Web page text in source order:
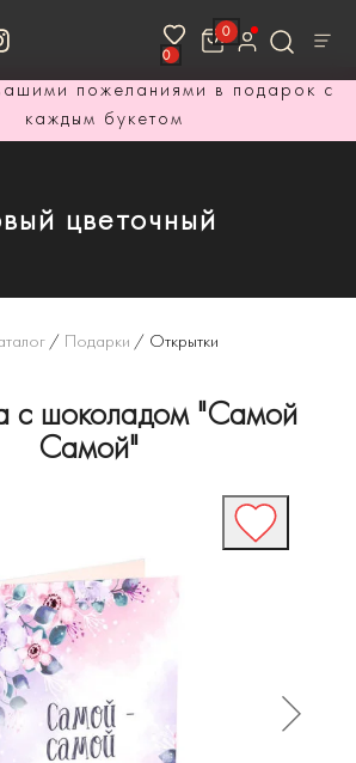
пожеланиями в подарок с
каждым букетом
0
0
цветочный
/ Подарки / Открытки
с шоколадом "Самой
Самой"